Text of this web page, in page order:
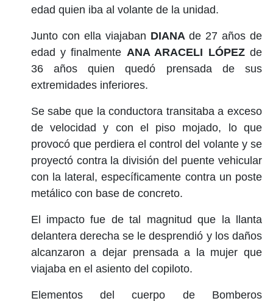
edad quien iba al volante de la unidad.
Junto con ella viajaban DIANA de 27 años de
edad y finalmente ANA ARACELI LÓPEZ de
36 años quien quedó prensada de sus
extremidades inferiores.
Se sabe que la conductora transitaba a exceso
de velocidad y con el piso mojado, lo que
provocó que perdiera el control del volante y se
proyectó contra la división del puente vehicular
con la lateral, específicamente contra un poste
metálico con base de concreto.
El impacto fue de tal magnitud que la llanta
delantera derecha se le desprendió y los daños
alcanzaron a dejar prensada a la mujer que
viajaba en el asiento del copiloto.
Elementos del cuerpo de Bomberos